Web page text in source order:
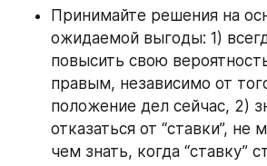
Принимайте решения на
ожидаемой выгоды: 1)
повысить свою
правым, независимо от
положение дел сейчас, 2)
отказаться от “ставки”, не
чем знать, когда “ставку”